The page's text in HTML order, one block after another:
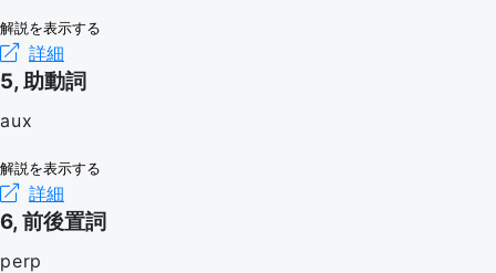
解説を表示する
詳細
5, 助動詞
aux
解説を表示する
詳細
6, 前後置詞
perp